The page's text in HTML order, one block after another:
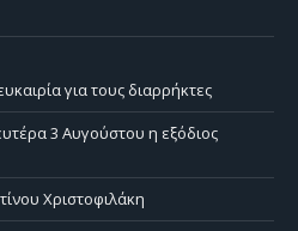
για τους διαρρήκτες
3 Αυγούστου η εξόδιος
Χριστοφιλάκη